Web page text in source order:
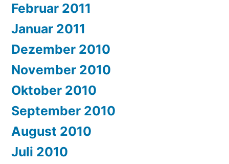
Februar 2011
Januar 2011
Dezember 2010
November 2010
Oktober 2010
September 2010
August 2010
Juli 2010